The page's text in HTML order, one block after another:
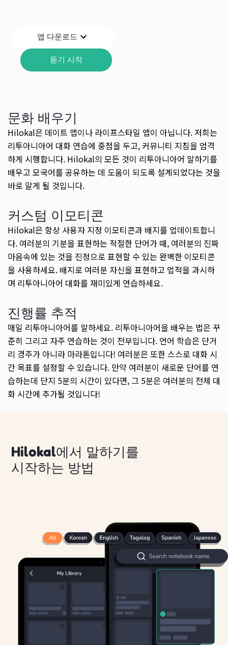
앱 다운로드
듣기 시작
문화 배우기
Hilokal은 데이트 앱이나 라이프스타일 앱이 아닙니다. 저희는
리투아니아어 대화 연습에 중점을 두고, 커뮤니티 지침을 엄격
하게 시행합니다. Hilokal의 모든 것이 리투아니아어 말하기를
배우고 모국어를 공유하는 데 도움이 되도록 설계되었다는 것을
바로 알게 될 것입니다.
커스텀 이모티콘
Hilokal은 항상 사용자 지정 이모티콘과 배지를 업데이트합니
다. 여러분의 기분을 표현하는 적절한 단어가 때, 여러분의 진짜
마음속에 있는 것을 진정으로 표현할 수 있는 완벽한 이모티콘
을 사용하세요. 배지로 여러분 자신을 표현하고 업적을 과시하
며 리투아니아어 대화를 재미있게 연습하세요.
진행률 추적
매일 리투아니아어를 말하세요. 리투아니아어을 배우는 법은 꾸
준히 그리고 자주 연습하는 것이 전부입니다. 언어 학습은 단거
리 경주가 아니라 마라톤입니다! 여러분은 또한 스스로 대화 시
간 목표를 설정할 수 있습니다. 만약 여러분이 새로운 단어를 연
습하는데 단지 5분의 시간이 있다면, 그 5분은 여러분의 전체 대
화 시간에 추가될 것입니다!
Hilokal에서 말하기를
시작하는 방법